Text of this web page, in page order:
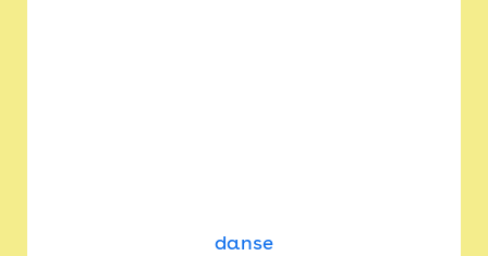
danse